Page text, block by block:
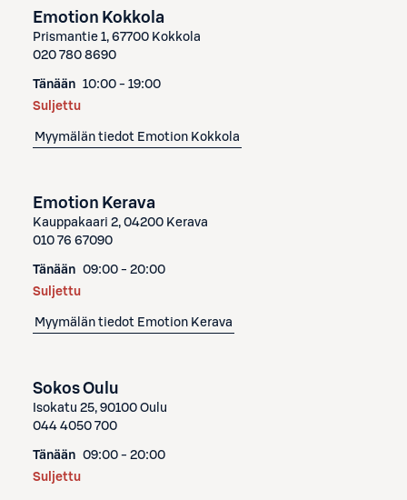
Emotion Kokkola
Prismantie 1, 67700 Kokkola
020 780 8690
Tänään 10:00 - 19:00
Suljettu
Myymälän tiedot Emotion Kokkola
Emotion Kerava
Kauppakaari 2, 04200 Kerava
010 76 67090
Tänään 09:00 - 20:00
Suljettu
Myymälän tiedot Emotion Kerava
Sokos Oulu
Isokatu 25, 90100 Oulu
044 4050 700
Tänään 09:00 - 20:00
Suljettu